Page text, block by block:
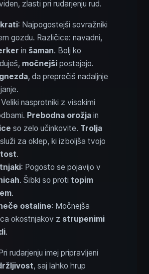
zlasti pri rudarjenju rud.
: Najpogostejši sovražniki
gozdu. Različice: navadni,
in šaman. Bolj ko
močnejši postajajo.
gnezda, da preprečiš nadaljnje
Veliki nasprotniki z visokimi
Prebodna orožja in
so zelo učinkovite. Trolja
služi za oklep, ki izboljša tvojo
.
: Pogosto se pojavijo v
. Šibki so proti topim
.
ostaline: Močnejša
okostnjakov z strupenimi
.
rudarjenju imej pripravljeni
, saj lahko hrup